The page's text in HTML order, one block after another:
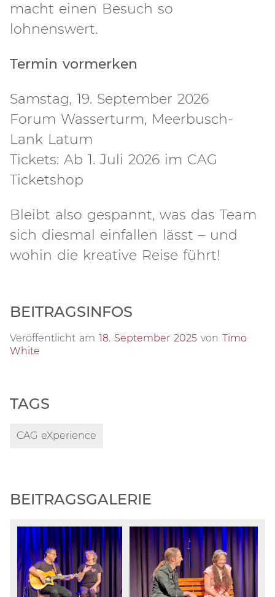
macht einen Besuch so
lohnenswert.
Termin vormerken
Samstag, 19. September 2026
Forum Wasserturm, Meerbusch-
Lank Latum
Tickets: Ab 1. Juli 2026 im CAG
Ticketshop
Bleibt also gespannt, was das Team
sich diesmal einfallen lässt – und
wohin die kreative Reise führt!
BEITRAGSINFOS
Veröffentlicht am 18. September 2025 von Timo
White
TAGS
CAG eXperience
BEITRAGSGALERIE